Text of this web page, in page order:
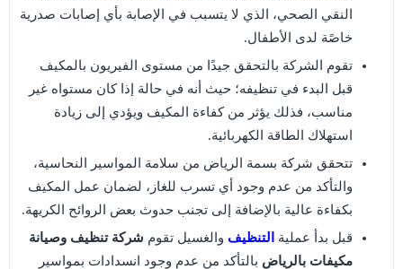
النقي الصحي، الذي لا يتسبب في الإصابة بأي إصابات صدرية
خاصًة لدى الأطفال.
تقوم الشركة بالتحقق جيدًا من مستوى الفيريون بالمكيف
قبل البدء في تنظيفه؛ حيث أنه في حالة إذا كان مستواه غير
مناسب، فذلك يؤثر من كفاءة المكيف ويؤدي إلى زيادة
استهلاك الطاقة الكهربائية.
تتحقق شركة بسمة الرياض من سلامة المواسير النحاسية،
والتأكد من عدم وجود أي تسرب للغاز، لضمان عمل المكيف
بكفاءة عالية بالإضافة إلى تجنب حدوث بعض الروائح الكريهة.
قبل بدأ عملية
التنظيف والغسيل تقوم شركة تنظيف وصيانة
مكيفات بالرياض بالتأكد من عدم وجود انسدادات بمواسير